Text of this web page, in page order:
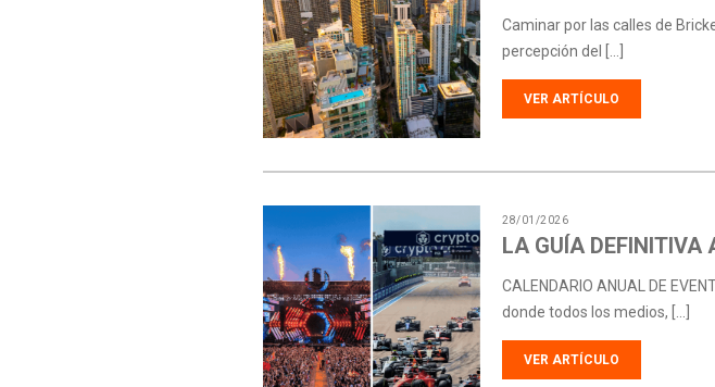
Caminar por las calles de
percepción del […]
VER ARTÍCULO
28/01/2026
LA GUÍA DEFINITIVA
CALENDARIO ANUAL DE
donde todos los medios, […]
VER ARTÍCULO